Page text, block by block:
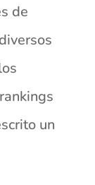
de
un